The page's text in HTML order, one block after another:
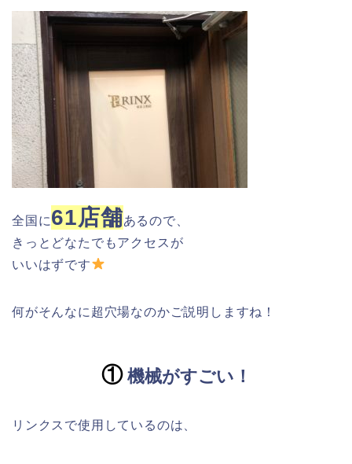
全国に61店舗あるので、
きっとどなたでもアクセスが
いいはずです
何がそんなに超穴場なのかご説明しますね！
①機械がすごい！
リンクスで使用しているのは、